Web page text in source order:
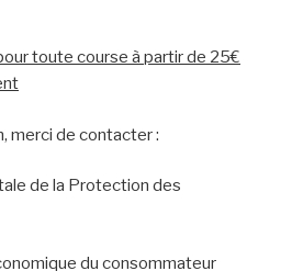
toute course à partir de 25€
merci de contacter :
de la Protection des
du consommateur